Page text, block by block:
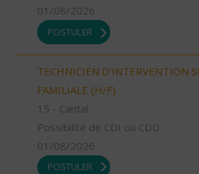
01/08/2026
POSTULER
TECHNICIEN D’INTERVENTION
FAMILIALE (H/F)
15 - Cantal
Possibilité de CDI ou CDD
01/08/2026
POSTULER